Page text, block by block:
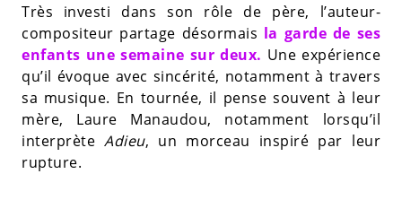
Très investi dans son rôle de père, l’auteur-
compositeur partage désormais la garde de ses
enfants une semaine sur deux. Une expérience
qu’il évoque avec sincérité, notamment à travers
sa musique. En tournée, il pense souvent à leur
mère, Laure Manaudou, notamment lorsqu’il
interprèteAdieu, un morceau inspiré par leur
rupture.